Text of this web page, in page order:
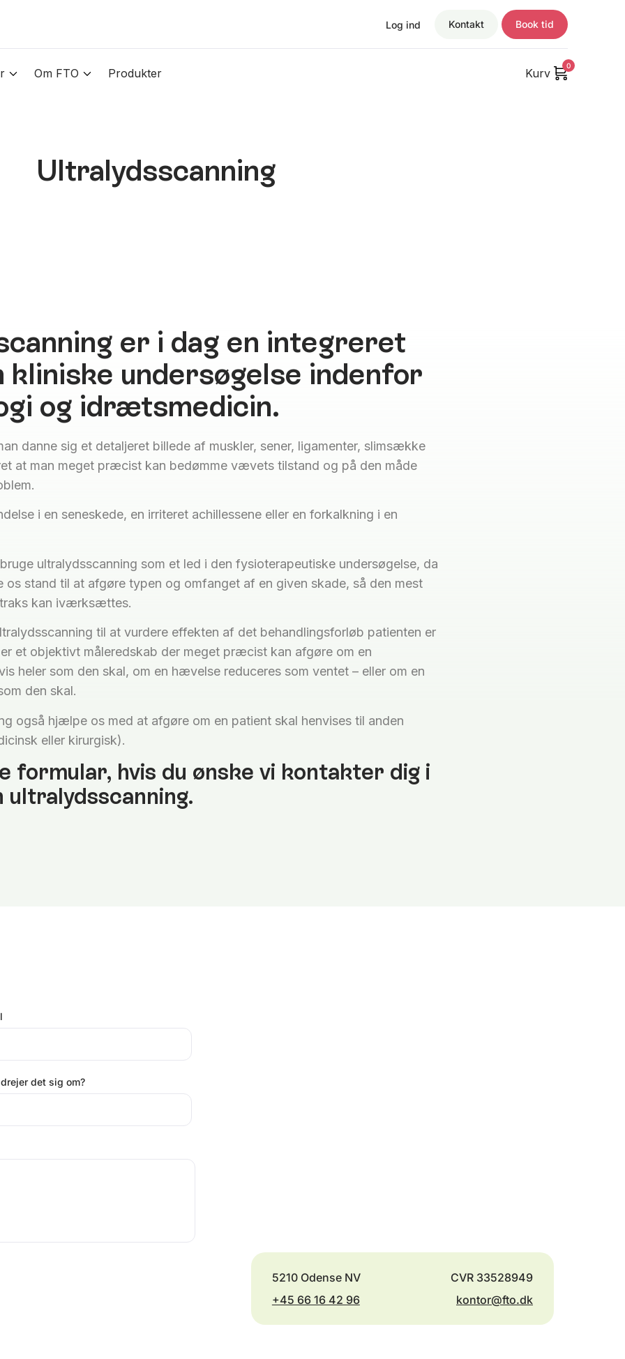
Log ind Kontakt Book tid
Om FTO Produkter Kurv
0
Ultralydsscanning
er i dag en integreret
kliniske undersøgelse indenfor
og idrætsmedicin.
danne sig et detaljeret billede af muskler, sener, ligamenter, slimsække
at man meget præcist kan bedømme vævets tilstand og på den måde
i en seneskede, en irriteret achillessene eller en forkalkning i en
ultralydsscanning som et led i den fysioterapeutiske undersøgelse, da
stand til at afgøre typen og omfanget af en given skade, så den mest
kan iværksættes.
til at vurdere effekten af det behandlingsforløb patienten er
et objektivt måleredskab der meget præcist kan afgøre om en
heler som den skal, om en hævelse reduceres som ventet – eller om en
den skal.
også hjælpe os med at afgøre om en patient skal henvises til anden
eller kirurgisk).
formular, hvis du ønske vi kontakter dig i
det sig om?
5210 Odense NV
CVR 33528949
+45 66 16 42 96
kontor@fto.dk